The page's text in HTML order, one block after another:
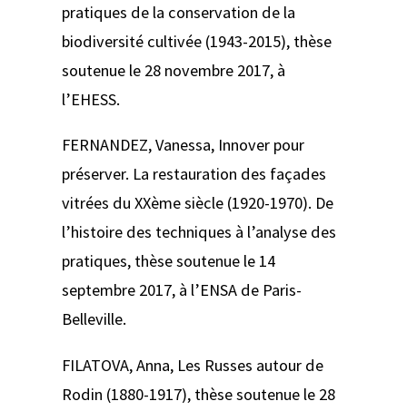
pratiques de la conservation de la
biodiversité cultivée (1943-2015), thèse
soutenue le 28 novembre 2017, à
l’EHESS.
FERNANDEZ, Vanessa, Innover pour
préserver. La restauration des façades
vitrées du XXème siècle (1920-1970). De
l’histoire des techniques à l’analyse des
pratiques, thèse soutenue le 14
septembre 2017, à l’ENSA de Paris-
Belleville.
FILATOVA, Anna, Les Russes autour de
Rodin (1880-1917), thèse soutenue le 28